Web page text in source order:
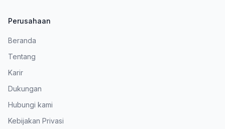
Perusahaan
Beranda
Tentang
Karir
Dukungan
Hubungi kami
Kebijakan Privasi